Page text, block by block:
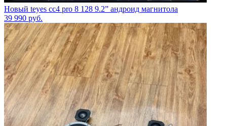
Новый teyes cc4 pro 8 128 9.2” андроид магнитола
39 990 руб.